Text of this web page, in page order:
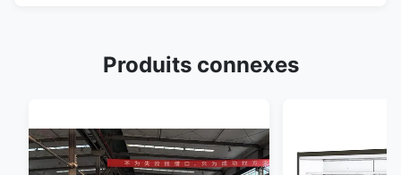
Produits connexes